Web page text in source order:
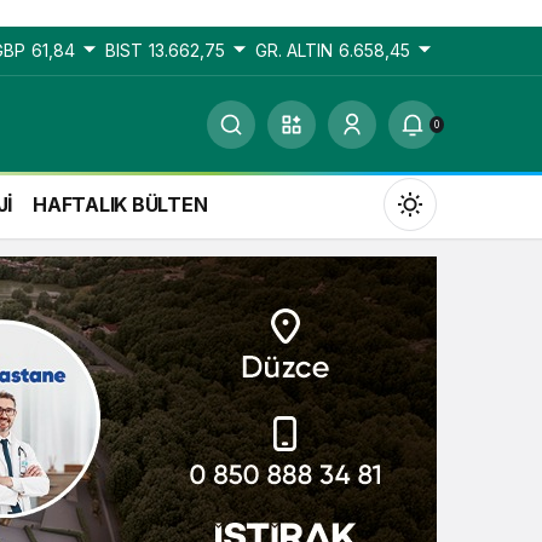
61,84 BIST 13.662,75 GR. ALTIN 6.658,45
0
HAFTALIK BÜLTEN
Gündüz Modu
Gündüz modunu seçin.
Gece Modu
Gece modunu seçin.